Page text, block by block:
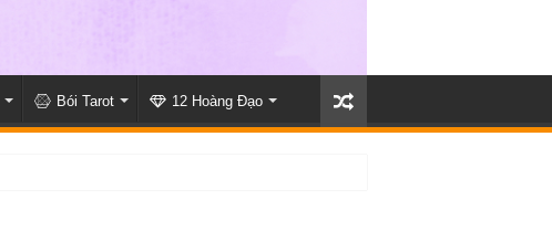
Bói Tarot 12 Hoàng Đạo